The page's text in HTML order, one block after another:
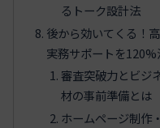
るトーク設計法
後から効いてくる！
実務サポートを
審査突破力とビジ
材の事前準備とは
ホームページ制作